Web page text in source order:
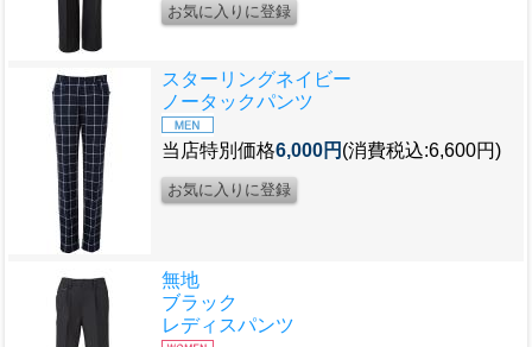
スターリングネイビー
ノータックパンツ
当店特別価格6,000円 (消費税込:6,600円)
無地
ブラック
レディスパンツ